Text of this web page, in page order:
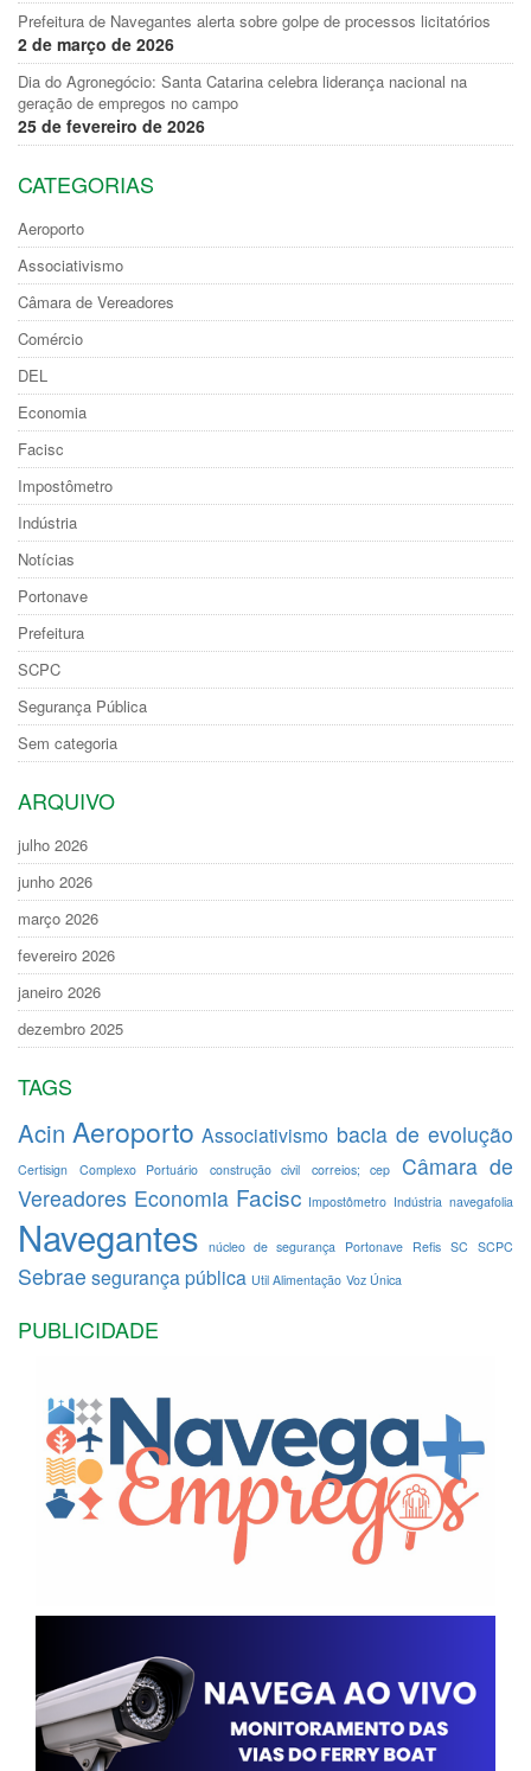
Prefeitura de Navegantes alerta sobre golpe de processos licitatórios
2 de março de 2026
Dia do Agronegócio: Santa Catarina celebra liderança nacional na
geração de empregos no campo
25 de fevereiro de 2026
CATEGORIAS
Aeroporto
Associativismo
Câmara de Vereadores
Comércio
DEL
Economia
Facisc
Impostômetro
Indústria
Notícias
Portonave
Prefeitura
SCPC
Segurança Pública
Sem categoria
ARQUIVO
julho 2026
junho 2026
março 2026
fevereiro 2026
janeiro 2026
dezembro 2025
TAGS
Acin Aeroporto Associativismo bacia de evolução
Certisign Complexo Portuário construção civil correios; cep
Câmara de
Vereadores Economia Facisc Impostômetro Indústria navegafolia
Navegantes núcleo de segurança Portonave Refis SC SCPC
Sebrae segurança pública Util Alimentação Voz Única
PUBLICIDADE